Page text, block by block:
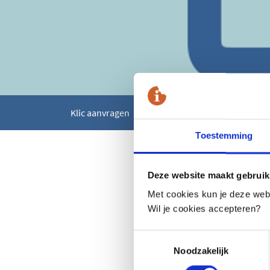
Toestemming
Deze website maakt
Met cookies kun je deze
Wil je cookies accepteren?
Noodzakelijk
Klic aanvragen
24-04-2019
Updates
Op basis van jullie
een zo snelle en
beperken van schade
updates